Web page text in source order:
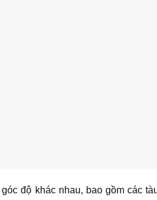
độ khác nhau, bao gồm các